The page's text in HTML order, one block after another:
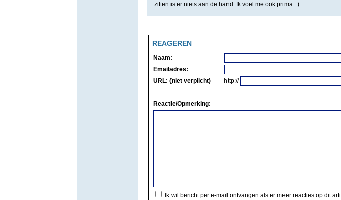
zitten is er niets aan de hand. Ik voel me ook prima. :)
REAGEREN
Naam:
Emailadres:
URL: (niet verplicht)
http://
Reactie/Opmerking:
Ik wil bericht per e-mail ontvangen als er meer reacties op dit